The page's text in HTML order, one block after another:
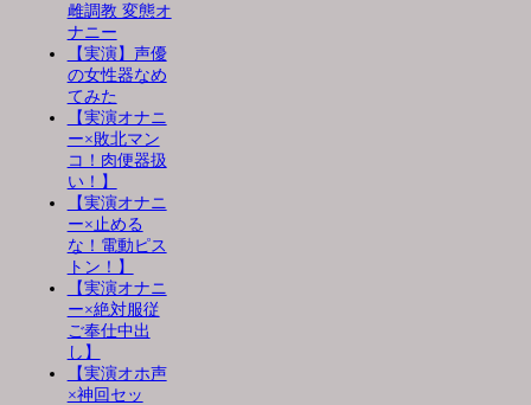
雌調教 変態オ
ナニー
【実演】声優
の女性器なめ
てみた
【実演オナニ
ー×敗北マン
コ！肉便器扱
い！】
【実演オナニ
ー×止める
な！電動ピス
トン！】
【実演オナニ
ー×絶対服従
ご奉仕中出
し】
【実演オホ声
×神回セッ